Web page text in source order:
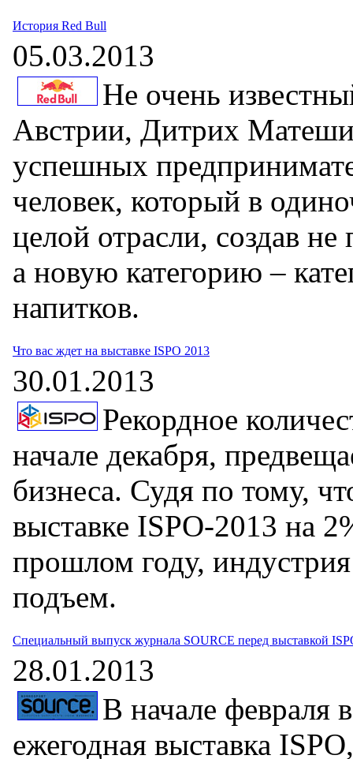
История Red Bull
05.03.2013
Не очень
Австрии, Дитрих
успешных
человек, который в
целой отрасли, создав
а новую категорию –
напитков.
Что вас ждет на выставке ISPO 2013
30.01.2013
Рекордное
начале декабря,
бизнеса. Судя по тому,
выставке ISPO-2013 на
прошлом году,
подъем.
Специальный выпуск журнала SOURCE перед выставкой
28.01.2013
В начале февраля
ежегодная выставка